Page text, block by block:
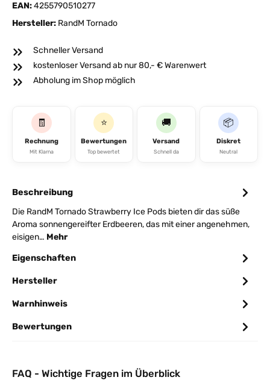
EAN:4255790510277
Hersteller: RandM Tornado
Schneller Versand
kostenloser Versand ab nur 80,- € Warenwert
Abholung im Shop möglich
🧾
Rechnung
Mit Klarna
⭐
Bewertungen
Top bewertet
🚚
Versand
Schnell da
📦
Diskret
Neutral
Beschreibung
Die RandM Tornado Strawberry Ice Pods bieten dir das süße
Aroma sonnengereifter Erdbeeren, das mit einer angenehmen,
eisigen… Mehr
Eigenschaften
Hersteller
Warnhinweis
Bewertungen
FAQ - Wichtige Fragen im Überblick